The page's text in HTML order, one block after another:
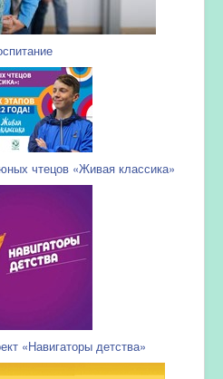
чтецов «Живая классика»
«Навигаторы детства»